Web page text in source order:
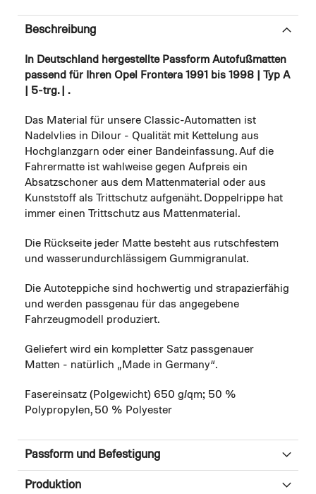
Beschreibung
In Deutschland hergestellte Passform Autofußmatten
passend für Ihren Opel Frontera 1991 bis 1998 | Typ A
| 5-trg. | .
Das Material für unsere Classic-Automatten ist
Nadelvlies in Dilour - Qualität mit Kettelung aus
Hochglanzgarn oder einer Bandeinfassung. Auf die
Fahrermatte ist wahlweise gegen Aufpreis ein
Absatzschoner aus dem Mattenmaterial oder aus
Kunststoff als Trittschutz aufgenäht. Doppelrippe hat
immer einen Trittschutz aus Mattenmaterial.
Die Rückseite jeder Matte besteht aus rutschfestem
und wasserundurchlässigem Gummigranulat.
Die Autoteppiche sind hochwertig und strapazierfähig
und werden passgenau für das angegebene
Fahrzeugmodell produziert.
Geliefert wird ein kompletter Satz passgenauer
Matten - natürlich „Made in Germany“.
Fasereinsatz (Polgewicht) 650 g/qm; 50 %
Polypropylen, 50 % Polyester
Passform und Befestigung
Produktion